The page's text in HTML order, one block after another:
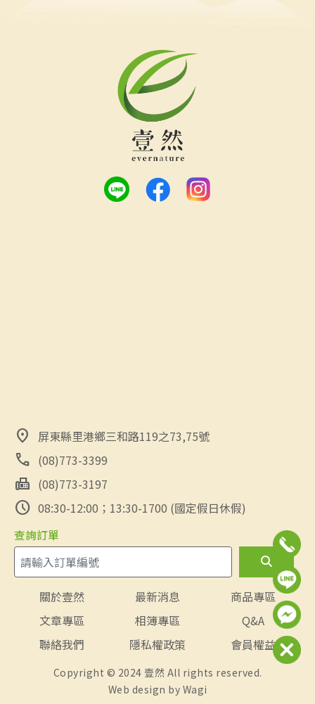
location_on 屏東縣里港鄉三和路119之73,75號
call (08)773-3399
fax (08)773-3197
schedule 08:30-12:00；13:30-1700 (國定假日休假)
查詢訂單
關於壹然 最新消息
商品專區
文章專區
相簿專區
Q&A
聯絡我們
隱私權政策 會員權益
Copyright © 2024 壹然 All rights reserved.
Web design by Wagi